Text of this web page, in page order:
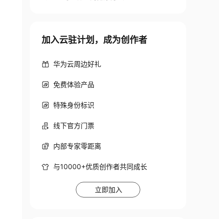
加入云驻计划，成为创作者
华为云周边好礼
免费体验产品
特殊身份标识
线下官方门票
内部专家零距离
与10000+优质创作者共同成长
立即加入